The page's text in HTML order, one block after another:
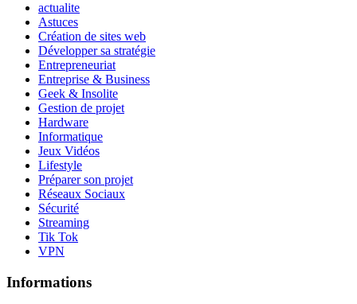
actualite
Astuces
Création de sites web
Développer sa stratégie
Entrepreneuriat
Entreprise & Business
Geek & Insolite
Gestion de projet
Hardware
Informatique
Jeux Vidéos
Lifestyle
Préparer son projet
Réseaux Sociaux
Sécurité
Streaming
Tik Tok
VPN
Informations